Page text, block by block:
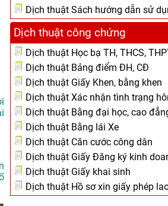
Dịch thuật Sách hướng dẫn sử
Dịch thuật công chứng
Dịch thuật Học bạ TH, THCS,
Dịch thuật Bảng điểm ĐH, CĐ
Dịch thuật Giấy Khen, bằng khen
Dịch thuật Xác nhận tình trạng
Dịch thuật Bằng đại học, cao
Dịch thuật Bằng lái Xe
Dịch thuật Căn cước công dân
Dịch thuật Giấy Đăng ký kinh
Dịch thuật Giấy khai sinh
Dịch thuật Hồ sơ xin giấy phép